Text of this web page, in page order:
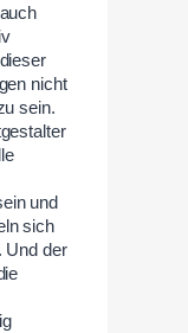
nicht
sein.
und
sich
Und der